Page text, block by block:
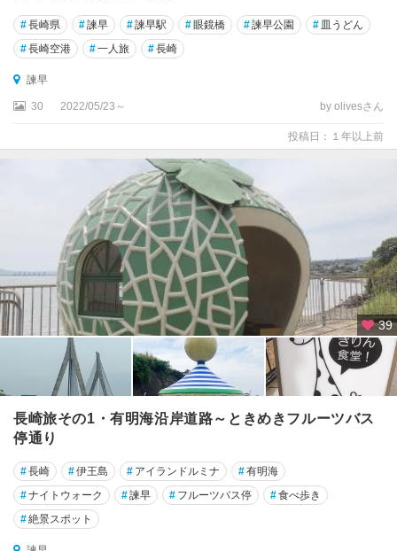
#長崎県 #諫早 #諫早駅 # 眼鏡橋 #諫早公園 # 皿うどん
#長崎空港 #一人旅 #長崎
諫早
30 2022/05/23～ by olivesさん
投稿日：１年以上前
39
長崎旅その1・有明海沿岸道路～ときめきフルーツバス
停通り
#長崎 #伊王島 # アイランドルミナ #有明海
#ナイトウォーク #諫早 # フルーツバス停 #食べ歩き
#絶景スポット